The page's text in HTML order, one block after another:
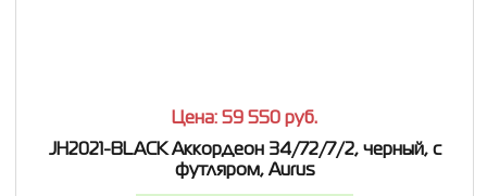
Цена: 59 550 руб.
JH2021-BLACK Аккордеон 34/72/7/2, черный, с
футляром, Aurus